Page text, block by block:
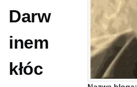
Darw
inem
kłóc